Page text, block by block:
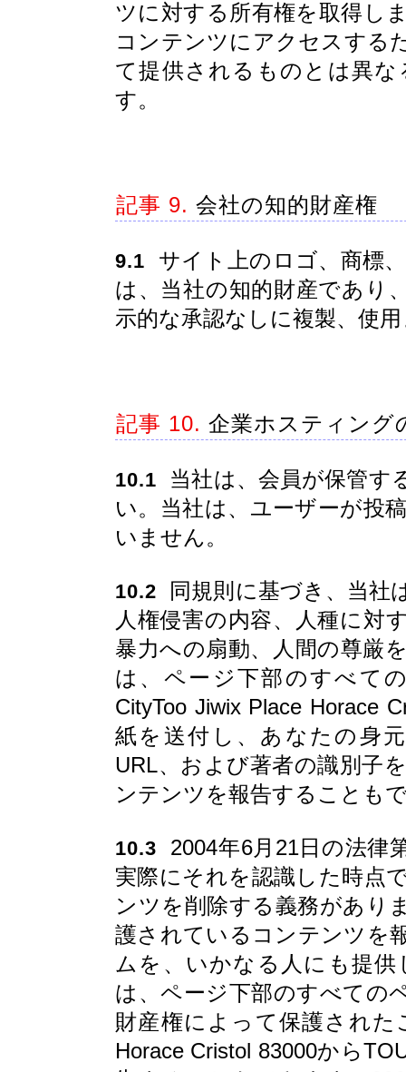
ツに対する所有権を取得し
コンテンツにアクセスする
て提供されるものとは異
す。
記事 9. 会社の知的財産権
9.1 サイト上のロゴ、商標
は、当社の知的財産であり
示的な承認なしに複製、使
記事 10. 企業ホスティング
10.1 当社は、会員が保管す
い。当社は、ユーザーが投
いません。
10.2 同規則に基づき、当社
人権侵害の内容、人種に対
暴力への扇動、人間の尊厳
は、ページ下部のすべて
CityToo Jiwix Place Horace
紙を送付し、あなたの身
URL、および著者の識別子
ンテンツを報告することも
10.3 2004年6月21日の法律
実際にそれを認識した時点
ンツを削除する義務があり
護されているコンテンツを
ムを、いかなる人にも提
は、ページ下部のすべての
財産権によって保護された
Horace Cristol 83000から